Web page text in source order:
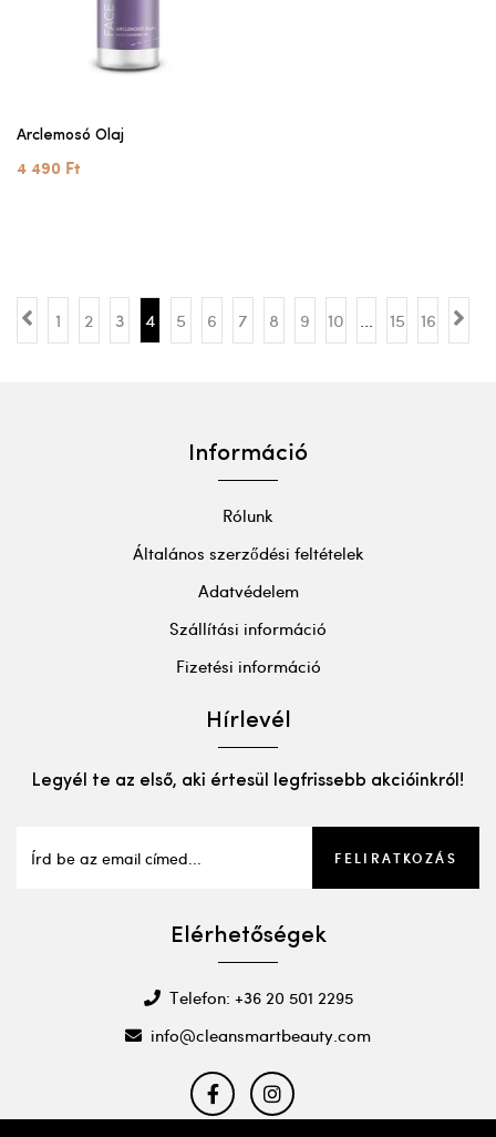
Arclemosó Olaj
4 490 Ft
1 2 3 4 5 6 7 8 9 10 15 16
Információ
Rólunk
Általános szerződési feltételek
Adatvédelem
Szállítási információ
Fizetési információ
Hírlevél
Legyél te az első, aki értesül legfrissebb akcióinkról!
FELIRATKOZÁS
Elérhetőségek
Telefon: +36 20 501 2295
info@cleansmartbeauty.com